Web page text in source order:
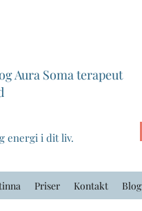
Aura Soma terapeut
energi i dit liv.
Priser Kontakt Blog